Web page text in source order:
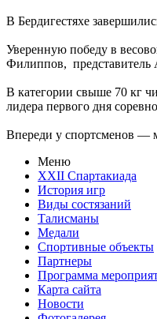
В Бердигестяхе
Уверенную победу в
Филиппов, представитель
В категории свыше 70 кг
лидера первого дня
Впереди у спортсменов —
Меню
XXII Спартакиада
История игр
Виды состязаний
Талисманы
Медали
Спортивные объекты
Партнеры
Программа
Карта сайта
Новости